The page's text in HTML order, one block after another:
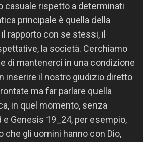
casuale rispetto a determinati
principale è quella della
rapporto con se stessi, il
la società. Cerchiamo
di mantenerci in una condizione
inserire il nostro giudizio diretto
ma far parlare quella
in quel momento, senza
e Genesis 19_24, per esempio,
che gli uomini hanno con Dio,